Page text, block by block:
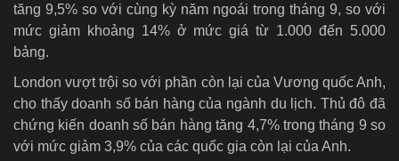
tăng 9,5% so với cùng kỳ năm ngoái trong tháng 9, so với
mức giảm khoảng 14% ở mức giá từ 1.000 đến 5.000
bảng.
London vượt trội so với phần còn lại của Vương quốc Anh,
cho thấy doanh số bán hàng của ngành du lịch. Thủ đô đã
chứng kiến ​​doanh số bán hàng tăng 4,7% trong tháng 9 so
với mức giảm 3,9% của các quốc gia còn lại của Anh.